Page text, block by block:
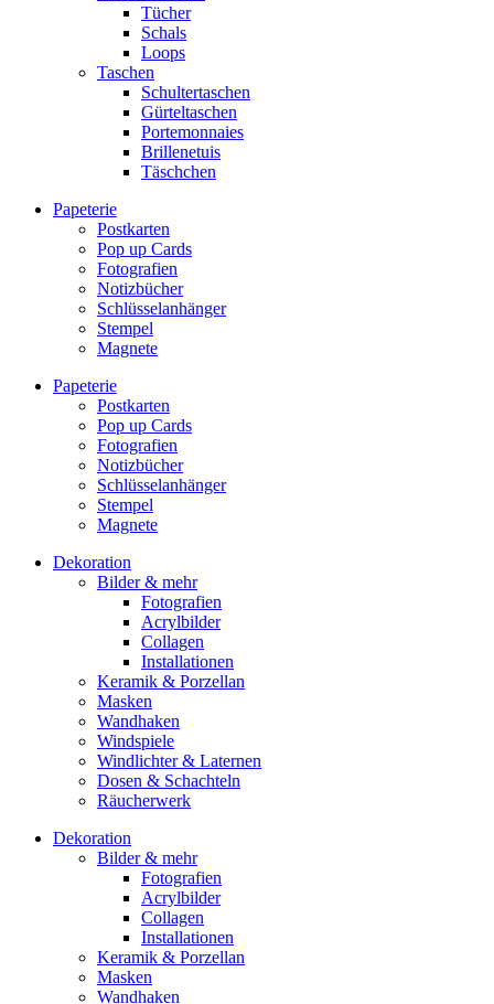
Tücher
Schals
Loops
Taschen
Schultertaschen
Gürteltaschen
Portemonnaies
Brillenetuis
Täschchen
Papeterie
Postkarten
Pop up Cards
Fotografien
Notizbücher
Schlüsselanhänger
Stempel
Magnete
Papeterie
Postkarten
Pop up Cards
Fotografien
Notizbücher
Schlüsselanhänger
Stempel
Magnete
Dekoration
Bilder & mehr
Fotografien
Acrylbilder
Collagen
Installationen
Keramik & Porzellan
Masken
Wandhaken
Windspiele
Windlichter & Laternen
Dosen & Schachteln
Räucherwerk
Dekoration
Bilder & mehr
Fotografien
Acrylbilder
Collagen
Installationen
Keramik & Porzellan
Masken
Wandhaken